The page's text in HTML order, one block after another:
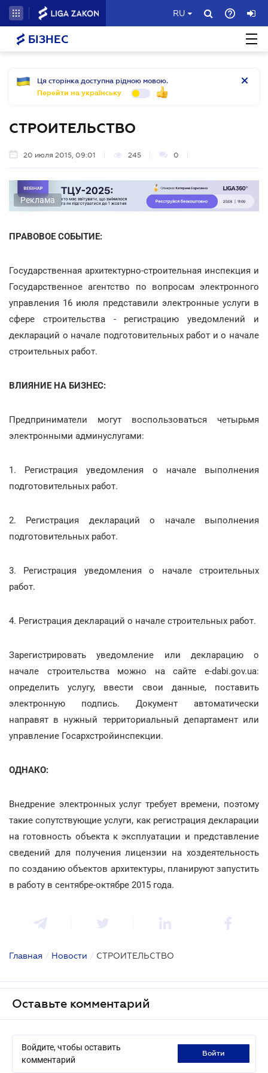
RU
БІЗНЕС
Ця сторінка доступна рідною мовою.
Перейти на українську
СТРОИТЕЛЬСТВО
20 июля 2015, 09:01 245 0
Реклама
ПРАВОВОЕ СОБЫТИЕ:
Государственная архитектурно-строительная инспекция и
Государственное агентство по вопросам электронного
управления 16 июля представили электронные услуги в
сфере строительства - регистрацию уведомлений и
деклараций о начале подготовительных работ и о начале
строительных работ.
ВЛИЯНИЕ НА БИЗНЕС:
Предприниматели могут воспользоваться четырьмя
электронными админуслугами:
1. Регистрация уведомления о начале выполнения
подготовительных работ.
2. Регистрация деклараций о начале выполнения
подготовительных работ.
3. Регистрация уведомления о начале строительных
работ.
4. Регистрация деклараций о начале строительных работ.
Зарегистрировать уведомление или декларацию о
начале строительства можно на сайте e-dabi.gov.ua:
определить услугу, ввести свои данные, поставить
электронную подпись. Документ автоматически
направят в нужный территориальный департамент или
управление Госархстройинспекции.
ОДНАКО:
Внедрение электронных услуг требует времени, поэтому
такие сопутствующие услуги, как регистрация декларации
на готовность объекта к эксплуатации и представление
сведений для получения лицензии на хоздеятельность
по созданию объектов архитектуры, планируют запустить
в работу в сентябре-октябре 2015 года.
Главная / Новости / СТРОИТЕЛЬСТВО
Оставьте комментарий
Войдите, чтобы оставить
комментарий
войти